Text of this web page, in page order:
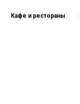
Кафе и рестораны